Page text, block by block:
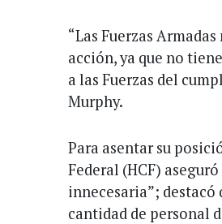
“Las Fuerzas
acción, ya que no
a las Fuerzas del
Murphy.
Para asentar su
Federal (HCF)
innecesaria”; destacó
cantidad de personal